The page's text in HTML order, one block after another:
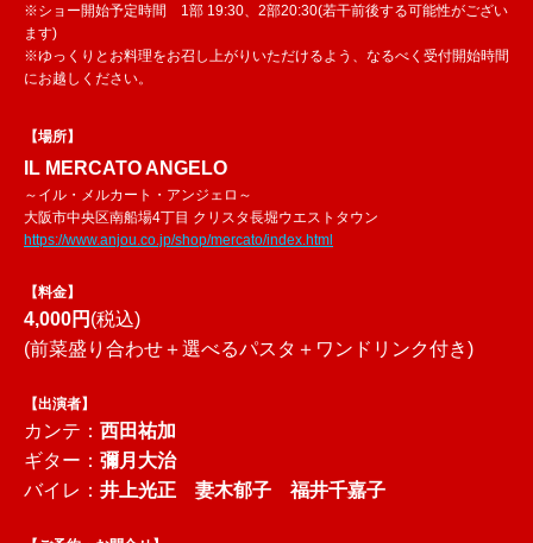
※ショー開始予定時間 1部 19:30、2部20:30(若干前後する可能性がござい
ます)
※ゆっくりとお料理をお召し上がりいただけるよう、なるべく受付開始時間
にお越しください。
【場所】
IL MERCATO ANGELO
～イル・メルカート・アンジェロ～
大阪市中央区南船場4丁目 クリスタ長堀ウエストタウン
https://www.anjou.co.jp/shop/mercato/index.html
【料金】
4,000円 (税込)
(前菜盛り合わせ＋選べるパスタ＋ワンドリンク付き)
【出演者】
カンテ： 西田祐加
ギター： 彌月大治
バイレ： 井上光正 妻木郁子福井千嘉子